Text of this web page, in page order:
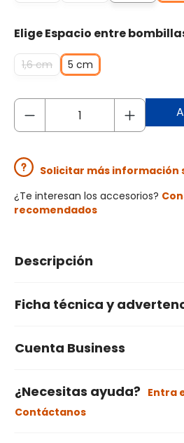
Elige Espacio entre
1,6 cm 5 cm
Solicitar más información
¿Te interesan los accesorios?
recomendados
Descripción
Ficha técnica y
Cuenta Business
¿Necesitas ayuda? Entra
Contáctanos